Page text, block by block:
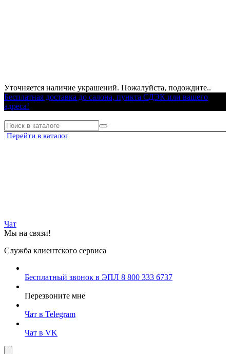
Уточняется наличие украшений. Пожалуйста, подождите..
Бесплатная доставка до салона, пункта СДЭК или вашего
адреса!
Перейти в каталог
Чат
Мы на связи!
Служба клиентского сервиса
Бесплатный звонок в ЭПЛ 8 800 333 6737
Перезвоните мне
Чат в Telegram
Чат в VK